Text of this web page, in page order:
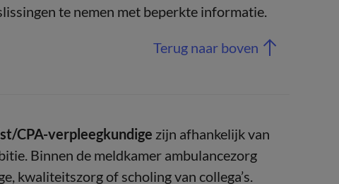
te nemen met beperkte informatie.
Terug naar boven
CPA-verpleegkundige zijn afhankelijk van
Binnen de meldkamer ambulancezorg
kwaliteitszorg of scholing van collega’s.